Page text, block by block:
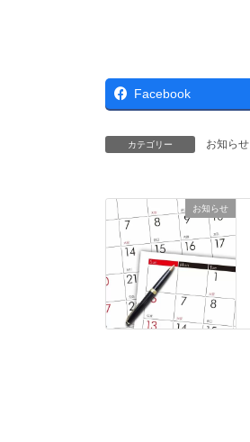
Facebook
カテゴリー お知らせ
お知らせ